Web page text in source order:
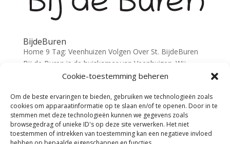
Cookie-toestemming beheren
Om de beste ervaringen te bieden, gebruiken we technologieën zoals
cookies om apparaatinformatie op te slaan en/of te openen. Door in te
stemmen met deze technologieën kunnen we gegevens zoals
browsegedrag of unieke ID's op deze site verwerken. Het niet
toestemmen of intrekken van toestemming kan een negatieve invloed
BijdeBuren
Home 9 Tag: Veenhuizen Volgen Over St. BijdeBuren
Bij de Buren is de huiskamer van Veenhuizen. Wij
bieden inwoners en organisaties van Veenhuizen en
samen activiteiten te ontplooien. Ons doel is o.a. om
de...